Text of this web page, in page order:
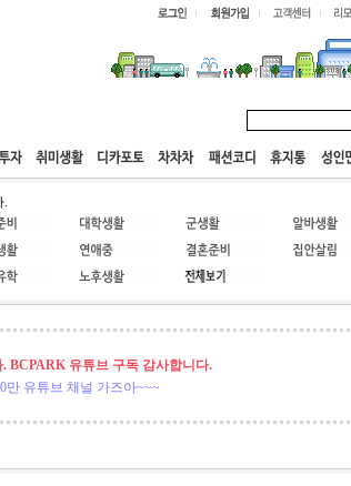
.
BCPARK 유튜브 구독 감사합니다.
만 유튜브 채널 가즈아~~~